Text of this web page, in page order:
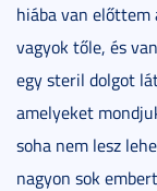
hiába van
vagyok tőle, és
egy steril dolgot
amelyeket
soha nem lesz
nagyon sok